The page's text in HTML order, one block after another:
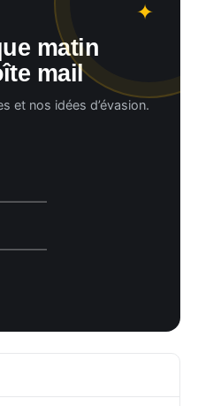
matin
mail
et nos idées d’évasion.